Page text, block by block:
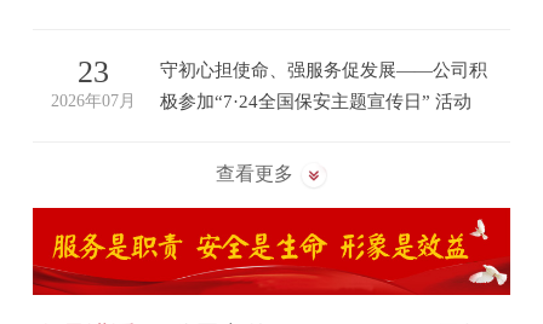
情况专项调研，北关区委常...
23
2026年07月
守初心担使命、强服务促发展——公司积
极参加“7·24全国保安主题宣传日” 活动
办、市保安协会承办的2026年“守初心担使
查看更多